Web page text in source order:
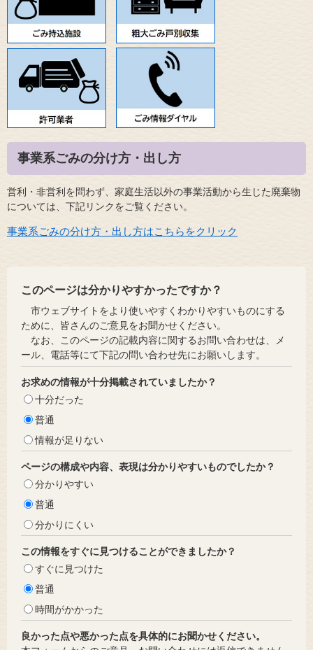
事業系ごみの分け方・出し方
営利・非営利を問わず、家庭生活以外の事業活動から生じた廃棄物
については、下記リンクをご覧ください。
事業系ごみの分け方・出し方はこちらをクリック
このページは分かりやすかったですか？
市ウェブサイトをより使いやすくわかりやすいものにする
ために、皆さんのご意見をお聞かせください。
なお、このページの記載内容に関するお問い合わせは、メ
ール、電話等にて下記の問い合わせ先にお願いします。
お求めの情報が十分掲載されていましたか？
十分だった
普通
情報が足りない
ページの構成や内容、表現は分かりやすいものでしたか？
分かりやすい
普通
分かりにくい
この情報をすぐに見つけることができましたか？
すぐに見つけた
普通
時間がかかった
良かった点や悪かった点を具体的にお聞かせください。